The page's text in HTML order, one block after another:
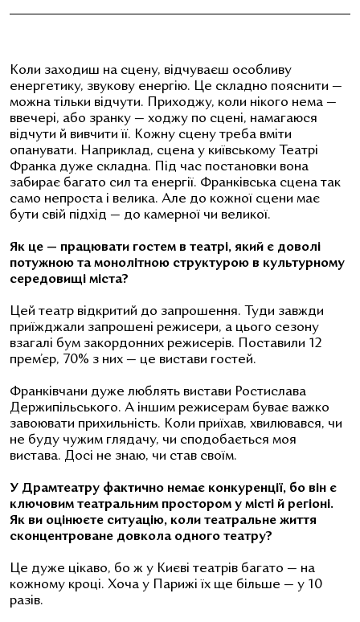
Коли заходиш на сцену, відчуваєш особливу
енергетику, звукову енергію. Це складно пояснити —
можна тільки відчути. Приходжу, коли нікого нема —
ввечері, або зранку — ходжу по сцені, намагаюся
відчути й вивчити її. Кожну сцену треба вміти
опанувати. Наприклад, сцена у київському Театрі
Франка дуже складна. Під час постановки вона
забирає багато сил та енергії. Франківська сцена так
само непроста і велика. Але до кожної сцени має
бути свій підхід — до камерної чи великої.
Як це — працювати гостем в театрі, який є доволі
потужною та монолітною структурою в культурному
середовищі міста?
Цей театр відкритий до запрошення. Туди завжди
приїжджали запрошені режисери, а цього сезону
взагалі бум закордонних режисерів. Поставили 12
прем’єр, 70% з них — це вистави гостей.
Франківчани дуже люблять вистави Ростислава
Держипільського. А іншим режисерам буває важко
завоювати прихильність. Коли приїхав, хвилювався, чи
не буду чужим глядачу, чи сподобається моя
вистава. Досі не знаю, чи став своїм.
У Драмтеатру фактично немає конкуренції, бо він є
ключовим театральним простором у місті й регіоні.
Як ви оцінюєте ситуацію, коли театральне життя
сконцентроване довкола одного театру?
Це дуже цікаво, бо ж у Києві театрів багато — на
кожному кроці. Хоча у Парижі їх ще більше — у 10
разів.